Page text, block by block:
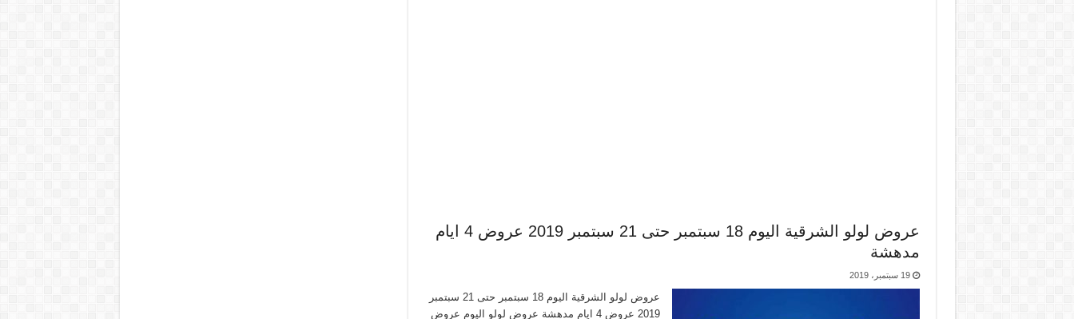
عروض لولو الشرقية اليوم 18 سبتمبر حتى 21 سبتمبر 2019 عروض 4 ايام
مدهشة
19 سبتمبر، 2019
عروض لولو الشرقية اليوم 18 سبتمبر حتى 21 سبتمبر
2019 عروض 4 ايام مدهشة عروض لولو اليوم عروض